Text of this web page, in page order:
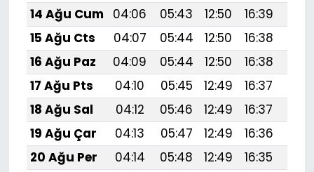
14 Ağu Cum
04:06 05:43 12:50 16:39
15 Ağu Cts
04:07 05:44 12:50 16:38
16 Ağu Paz
04:09 05:44 12:50 16:38
17 Ağu Pts
04:10 05:45 12:49 16:37
18 Ağu Sal
04:12 05:46 12:49 16:37
19 Ağu Çar
04:13 05:47 12:49 16:36
20 Ağu Per
04:14 05:48 12:49 16:35